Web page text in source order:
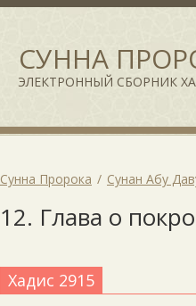
СУННА
ЭЛЕКТРОННЫЙ СБОРНИК
Сунна Пророка Сунан Абу
12. Глава о
Хадис 2915